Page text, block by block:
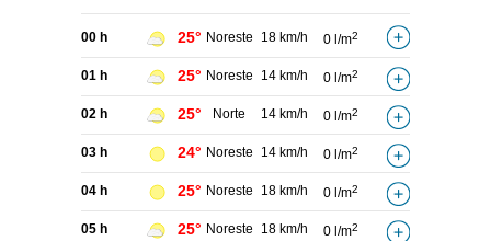
00 h 25° Noreste 18 km/h 0 l/m2
01 h 25° Noreste 14 km/h 0 l/m2
02 h 25° Norte 14 km/h 0 l/m2
03 h 24° Noreste 14 km/h 0 l/m2
04 h 25° Noreste 18 km/h 0 l/m2
05 h 25° Noreste 18 km/h 0 l/m2